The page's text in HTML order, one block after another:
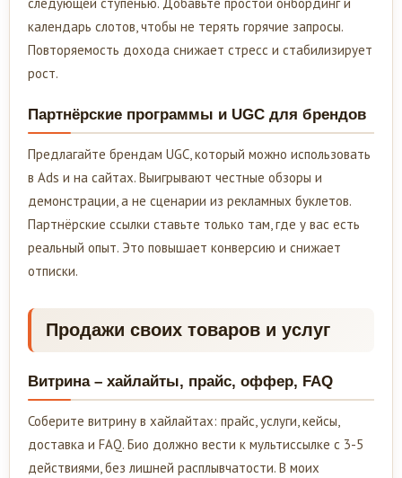
следующей ступенью. Добавьте простой онбординг и
календарь слотов, чтобы не терять горячие запросы.
Повторяемость дохода снижает стресс и стабилизирует
рост.
Партнёрские программы и UGC для брендов
Предлагайте брендам UGC, который можно использовать
в Ads и на сайтах. Выигрывают честные обзоры и
демонстрации, а не сценарии из рекламных буклетов.
Партнёрские ссылки ставьте только там, где у вас есть
реальный опыт. Это повышает конверсию и снижает
отписки.
Продажи своих товаров и услуг
Витрина – хайлайты, прайс, оффер, FAQ
Соберите витрину в хайлайтах: прайс, услуги, кейсы,
доставка и FAQ. Био должно вести к мультиссылке с 3-5
действиями, без лишней расплывчатости. В моих